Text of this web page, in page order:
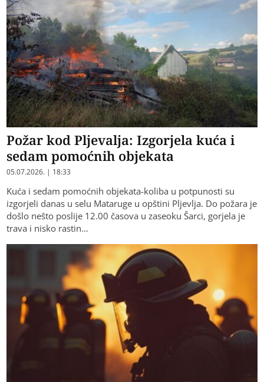
Požar kod Pljevalja: Izgorjela kuća i
sedam pomoćnih objekata
05.07.2026. | 18:33
Kuća i sedam pomoćnih objekata-koliba u potpunosti su
izgorjeli danas u selu Mataruge u opštini Pljevlja. Do požara je
došlo nešto poslije 12.00 časova u zaseoku Šarci, gorjela je
trava i nisko rastin…